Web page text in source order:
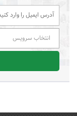
انتخاب سرویس